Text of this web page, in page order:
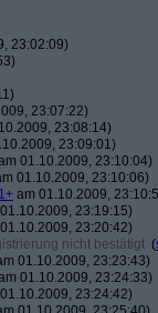
23:02:09)
23:07:22)
23:08:14)
23:09:01)
01.10.2009, 23:10:04)
01.10.2009, 23:10:06)
am 01.10.2009,
23:19:15)
23:20:42)
nicht bestätigt (
01.10.2009, 23:23:43)
01.10.2009, 23:24:33)
23:24:42)